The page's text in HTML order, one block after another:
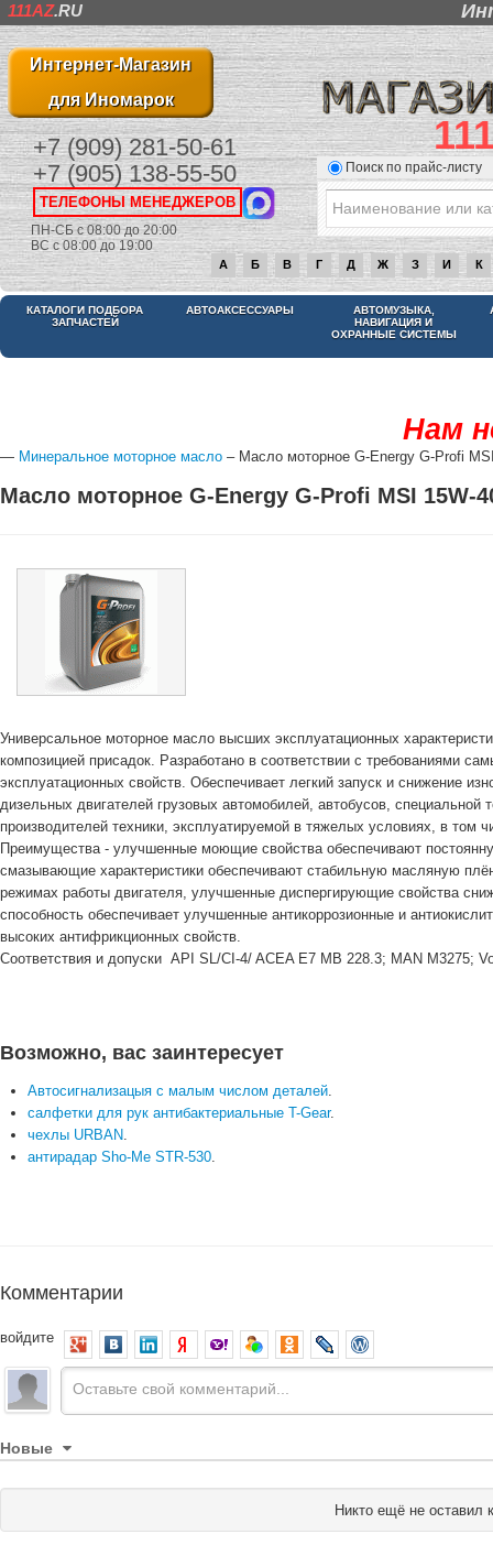
111AZ.RU
Интернет-Магазин
для Иномарок
+7 (909) 281-50-61
+7 (905) 138-55-50
ТЕЛЕФОНЫ МЕНЕДЖЕРОВ
ПН-СБ с 08:00 до 20:00
ВС с 08:00 до 19:00
Поиск по прайс-листу
А Б В Г Д Ж З И К
КАТАЛОГИ ПОДБОРА
ЗАПЧАСТЕЙ
АВТОАКСЕССУАРЫ
АВТОМУЗЫКА,
НАВИГАЦИЯ И
ОХРАННЫЕ СИСТЕМЫ
Нам
— Минеральное моторное масло – Масло моторное G-Energy G-Profi
Масло моторное G-Energy G-Profi MSI 15W-
Универсальное моторное масло высших эксплуатационных
композицией присадок. Разработано в соответствии с требованиями
эксплуатационных свойств. Обеспечивает легкий запуск и снижение
дизельных двигателей грузовых автомобилей, автобусов,
производителей техники, эксплуатируемой в тяжелых условиях, в том
Преимущества - улучшенные моющие свойства обеспечивают
смазывающие характеристики обеспечивают стабильную масляную
режимах работы двигателя, улучшенные диспергирующие свойства
способность обеспечивает улучшенные антикоррозионные и
высоких антифрикционных свойств.
Соответствия и допуски API SL/CI-4/ ACEA E7 MB 228.3; MAN M3275;
Возможно, вас заинтересует
Автосигнализацыя с малым числом деталей.
салфетки для рук антибактериальные T-Gear.
чехлы URBAN.
антирадар Sho-Me STR-530.
Комментарии
войдите
Новые
Никто ещё не оставил